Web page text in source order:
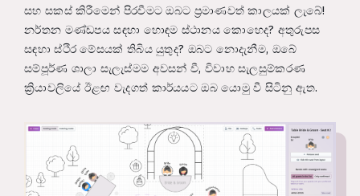
සහ සකස් කිරීමෙන් පිරවීමට ඔබට ප්‍රමාණවත් කාලයක් ලැබේ!
නර්තන මණ්ඩපය සඳහා හොඳම ස්ථානය කොහෙද? අතුරුපස
සඳහා ස්ථිර මේසයක් තිබිය යුතුද? ඔබට නොදැනීම, ඔබේ
සම්පූර්ණ ශාලා සැලැස්මම අවසන් වී, විවාහ සැලසුම්කරණ
ක්‍රියාවලියේ ඊළඟ වැදගත් කාර්යයට ඔබ යොමු වී සිටිනු ඇත.